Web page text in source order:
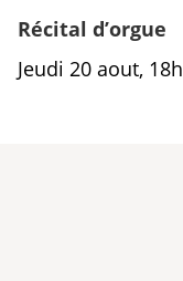
Récital d’orgue
Jeudi 20 aout,